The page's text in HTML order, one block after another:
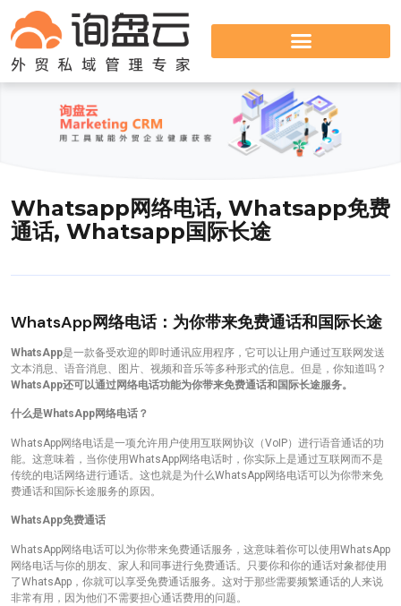
Whatsapp网络电话, Whatsapp免费
通话, Whatsapp国际长途
WhatsApp网络电话：为你带来免费通话和国际长途
WhatsApp是一款备受欢迎的即时通讯应用程序，它可以让用户通过互联网发送
文本消息、语音消息、图片、视频和音乐等多种形式的信息。但是，你知道吗？
WhatsApp还可以通过网络电话功能为你带来免费通话和国际长途服务。
什么是WhatsApp网络电话？
WhatsApp网络电话是一项允许用户使用互联网协议（VoIP）进行语音通话的功
能。这意味着，当你使用WhatsApp网络电话时，你实际上是通过互联网而不是
传统的电话网络进行通话。这也就是为什么WhatsApp网络电话可以为你带来免
费通话和国际长途服务的原因。
WhatsApp免费通话
WhatsApp网络电话可以为你带来免费通话服务，这意味着你可以使用WhatsApp
网络电话与你的朋友、家人和同事进行免费通话。只要你和你的通话对象都使用
了WhatsApp，你就可以享受免费通话服务。这对于那些需要频繁通话的人来说
非常有用，因为他们不需要担心通话费用的问题。